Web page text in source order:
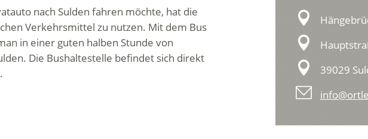
nach Sulden fahren möchte, hat die
Verkehrsmittel zu nutzen. Mit dem Bus
in einer guten halben Stunde von
Die Bushaltestelle befindet sich direkt
39029